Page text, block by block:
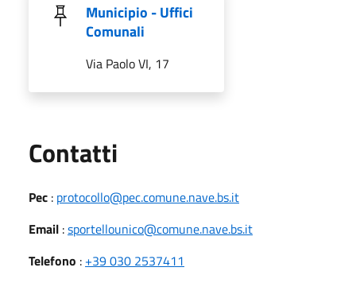
Municipio - Uffici
Comunali
Via Paolo VI, 17
Contatti
Pec : protocollo@pec.comune.nave.bs.it
Email :sportellounico@comune.nave.bs.it
Telefono : +39 030 2537411